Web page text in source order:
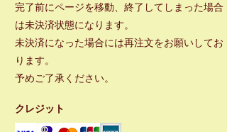
完了前にページを移動、終了してしまった場合
は未決済状態になります。
未決済になった場合には再注文をお願いしてお
ります。
予めご了承ください。
クレジット